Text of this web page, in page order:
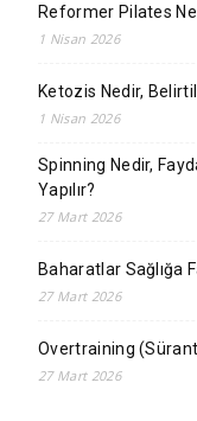
Reformer Pilates
1 Nisan 2026
Ketozis Nedir,
1 Nisan 2026
Spinning Nedir,
Yapılır?
27 Mart 2026
Baharatlar Sağlığa
27 Mart 2026
Overtraining
27 Mart 2026